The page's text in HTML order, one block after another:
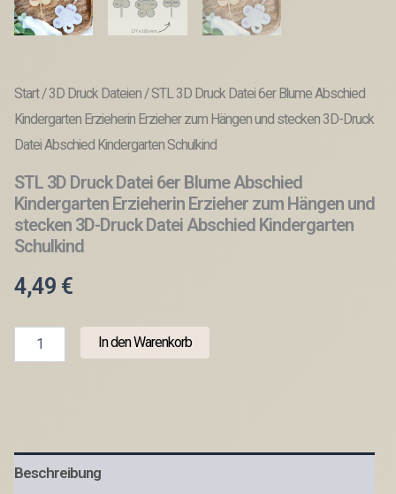
Start/3D Druck Dateien/ STL 3D Druck Datei 6er Blume Abschied
Kindergarten Erzieherin Erzieher zum Hängen und stecken 3D-Druck
Datei Abschied Kindergarten Schulkind
STL 3D Druck Datei 6er Blume Abschied
Kindergarten Erzieherin Erzieher zum Hängen und
stecken 3D-Druck Datei Abschied Kindergarten
Schulkind
4,49 €
Kindergarten
Erzieherin
In den Warenkorb
Beschreibung